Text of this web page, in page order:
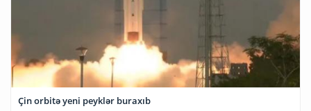
Çin orbitə yeni peyklər buraxıb